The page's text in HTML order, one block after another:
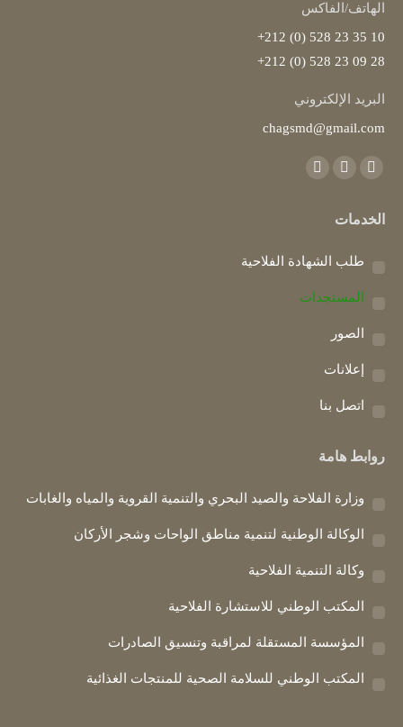
الهاتف/الفاكس
10 35 23 528 (0) 212+
28 09 23 528 (0) 212+
البريد الإلكتروني
chagsmd@gmail.com
Find us on:
Facebook
opens
new
window
YouTube
opens
new
window
Instagram
new
window
الخدمات
طلب الشهادة الفلاحية
المستجدات
الصور
إعلانات
اتصل بنا
روابط هامة
وزارة الفلاحة والصيد البحري والتنمية القروية والمياه والغابات
الوكالة الوطنية لتنمية مناطق الواحات وشجر الأركان
وكالة التنمية الفلاحية
المكتب الوطني للاستشارة الفلاحية
المؤسسة المستقلة لمراقبة وتنسيق الصادرات
المكتب الوطني للسلامة الصحية للمنتجات الغذائية